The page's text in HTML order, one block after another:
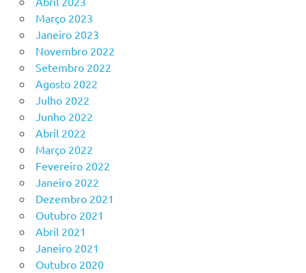
Março 2023
Janeiro 2023
Novembro 2022
Setembro 2022
Agosto 2022
Julho 2022
Junho 2022
Abril 2022
Março 2022
Fevereiro 2022
Janeiro 2022
Dezembro 2021
Outubro 2021
Abril 2021
Janeiro 2021
Outubro 2020